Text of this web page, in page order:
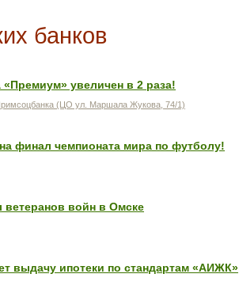
банков
«Премиум» увеличен в 2 раза!
(ЦО ул. Маршала Жукова, 74/1)
финал чемпионата мира по футболу!
войн в Омске
выдачу ипотеки по стандартам «АИЖК»